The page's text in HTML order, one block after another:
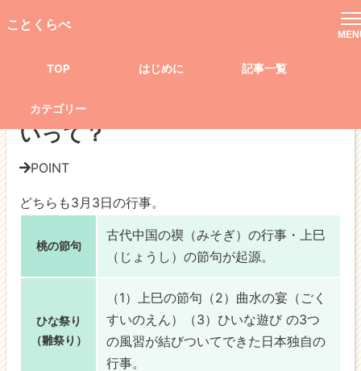
ことくらべ
TOP はじめに 記事一覧
カテゴリー
「桃の節句」と「ひな祭り」の違いって？
文化・芸術
「桃の節句」と「ひな祭り」の違
いって？
POINT
どちらも3月3日の行事。
桃の節句
古代中国の禊（みそぎ）の行事・上巳
（じょうし）の節句が起源。
ひな祭り
（雛祭り）
（1）上巳の節句 （2） 曲水の宴（ごく
すいのえん）
（3） ひいな遊び の3つ
の風習が結びついてできた日本独自の
行事。